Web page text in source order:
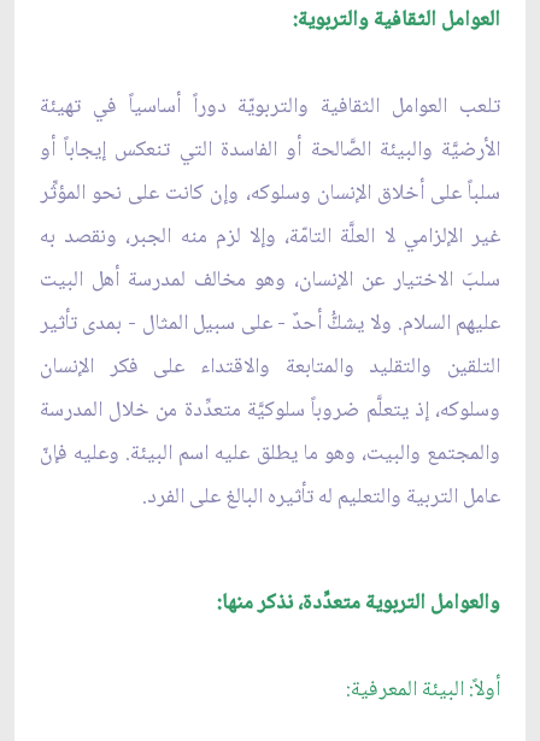
العوامل الثقافية والتربوية:
تلعب العوامل الثقافية والتربويّة دوراً أساسياً في تهيئة
الأرضيَّة والبيئة الصَّالحة أو الفاسدة التي تنعكس إيجاباً أو
سلباً على أخلاق الإنسان وسلوكه، وإن كانت على نحو المؤثِّر
غير الإلزامي لا العلَّة التامّة، وإلا لزم منه الجبر، ونقصد به
سلبَ الاختيار عن الإنسان، وهو مخالف لمدرسة أهل البيت
عليهم السلام. ولا يشكُّ أحدٌ - على سبيل المثال - بمدى تأثير
التلقين والتقليد والمتابعة والاقتداء على فكر الإنسان
وسلوكه، إذ يتعلَّم ضروباً سلوكيَّة متعدِّدة من خلال المدرسة
والمجتمع والبيت، وهو ما يطلق عليه اسم البيئة. وعليه فإنّ
عامل التربية والتعليم له تأثيره البالغ على الفرد.
والعوامل التربوية متعدِّدة، نذكر منها:
أولاً: البيئة المعرفية: